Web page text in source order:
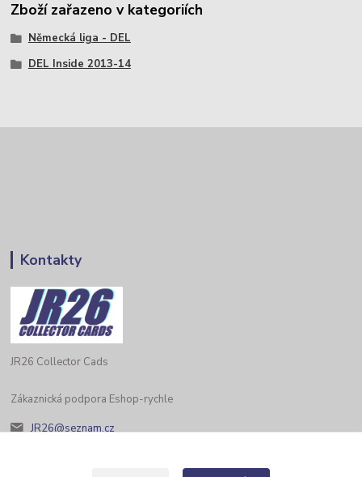
Zboží zařazeno v kategoriích
Německá liga - DEL
DEL Inside 2013-14
Kontakty
JR26 Collector Cads
Zákaznická podpora Eshop-rychle
JR26@seznam.cz